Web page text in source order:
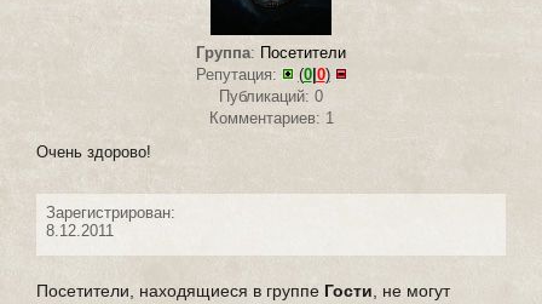
Группа: Посетители
Репутация:
(0|0)
Публикаций: 0
Комментариев: 1
Очень здорово!
Зарегистрирован:
8.12.2011
Посетители, находящиеся в группе Гости , не могут